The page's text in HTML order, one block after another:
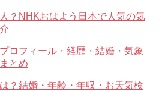
？NHKおはよう日本で人気の気
ロフィール・経歴・結婚・気象
とめ
？結婚・年齢・年収・お天気検